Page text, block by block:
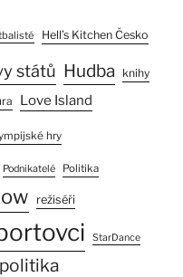
Hell’s Kitchen Česko
států Hudba knihy
Love Island
hry
Podnikatelé Politika
režiséři
StarDance